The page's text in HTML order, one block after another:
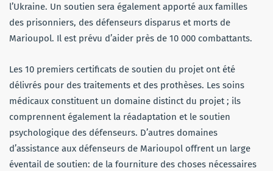
l’Ukraine. Un soutien sera également apporté aux familles
des prisonniers, des défenseurs disparus et morts de
Marioupol. Il est prévu d’aider près de 10 000 combattants.
Les 10 premiers certificats de soutien du projet ont été
délivrés pour des traitements et des prothèses. Les soins
médicaux constituent un domaine distinct du projet ; ils
comprennent également la réadaptation et le soutien
psychologique des défenseurs. D’autres domaines
d’assistance aux défenseurs de Marioupol offrent un large
éventail de soutien: de la fourniture des choses nécessaires